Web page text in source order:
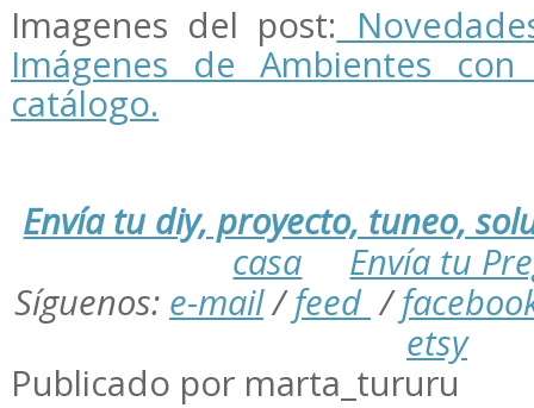
Imagenes del post:
Imágenes de Ambientes
catálogo.
Envía tu diy, proyecto, tuneo,
casa
Envía tu
Síguenos: e-mail/feed /
etsy
Publicado por marta_tururu